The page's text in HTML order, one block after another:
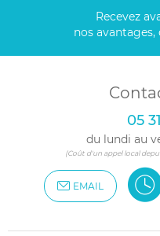
Recevez
nos
05
du lundi au
(Coût d'un appel local
EMAIL